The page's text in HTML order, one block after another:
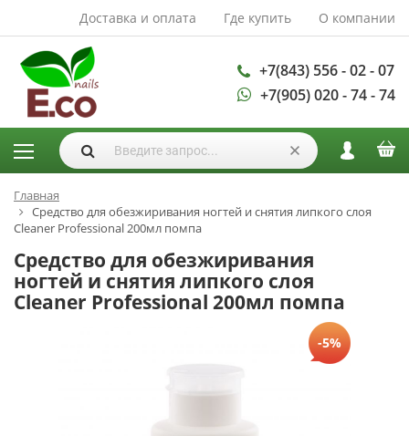
Доставка и оплата Где купить О компании
+7(843) 556 - 02 - 07
+7(905) 020 - 74 - 74
АКСЕССУАРЫ И
РАСХОДНЫЕ
МАТЕРИАЛЫ
Аксессуары
Запасные
лампы
Кисти
Одноразовая
продукция
ГЕЛЬ ЛАКИ
База для гель
Главная
Средство для обезжиривания ногтей и снятия липкого слоя
Cleaner Professional 200мл помпа
Средство для обезжиривания
ногтей и снятия липкого слоя
Cleaner Professional 200мл помпа
-5%